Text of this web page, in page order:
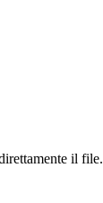
il file.